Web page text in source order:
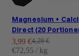
Magnesium +
Direct (20
Angebot
3,99 €Regulärer Preis
4,29 €
€72,55 / kg